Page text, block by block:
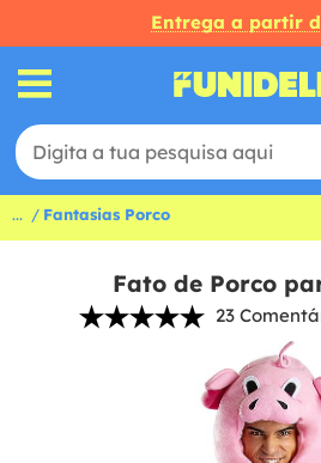
Entrega a partir
... Fantasias Porco
Fato de Porco
23